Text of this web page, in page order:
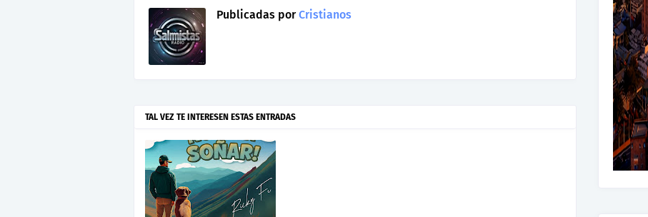
Publicadas porCristianos
TAL VEZ TE INTERESEN ESTAS ENTRADAS